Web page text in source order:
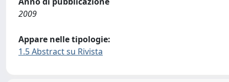
2009
Appare nelle tipologie:
1.5 Abstract su Rivista